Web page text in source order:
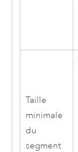
Taille
minimale
du
segment